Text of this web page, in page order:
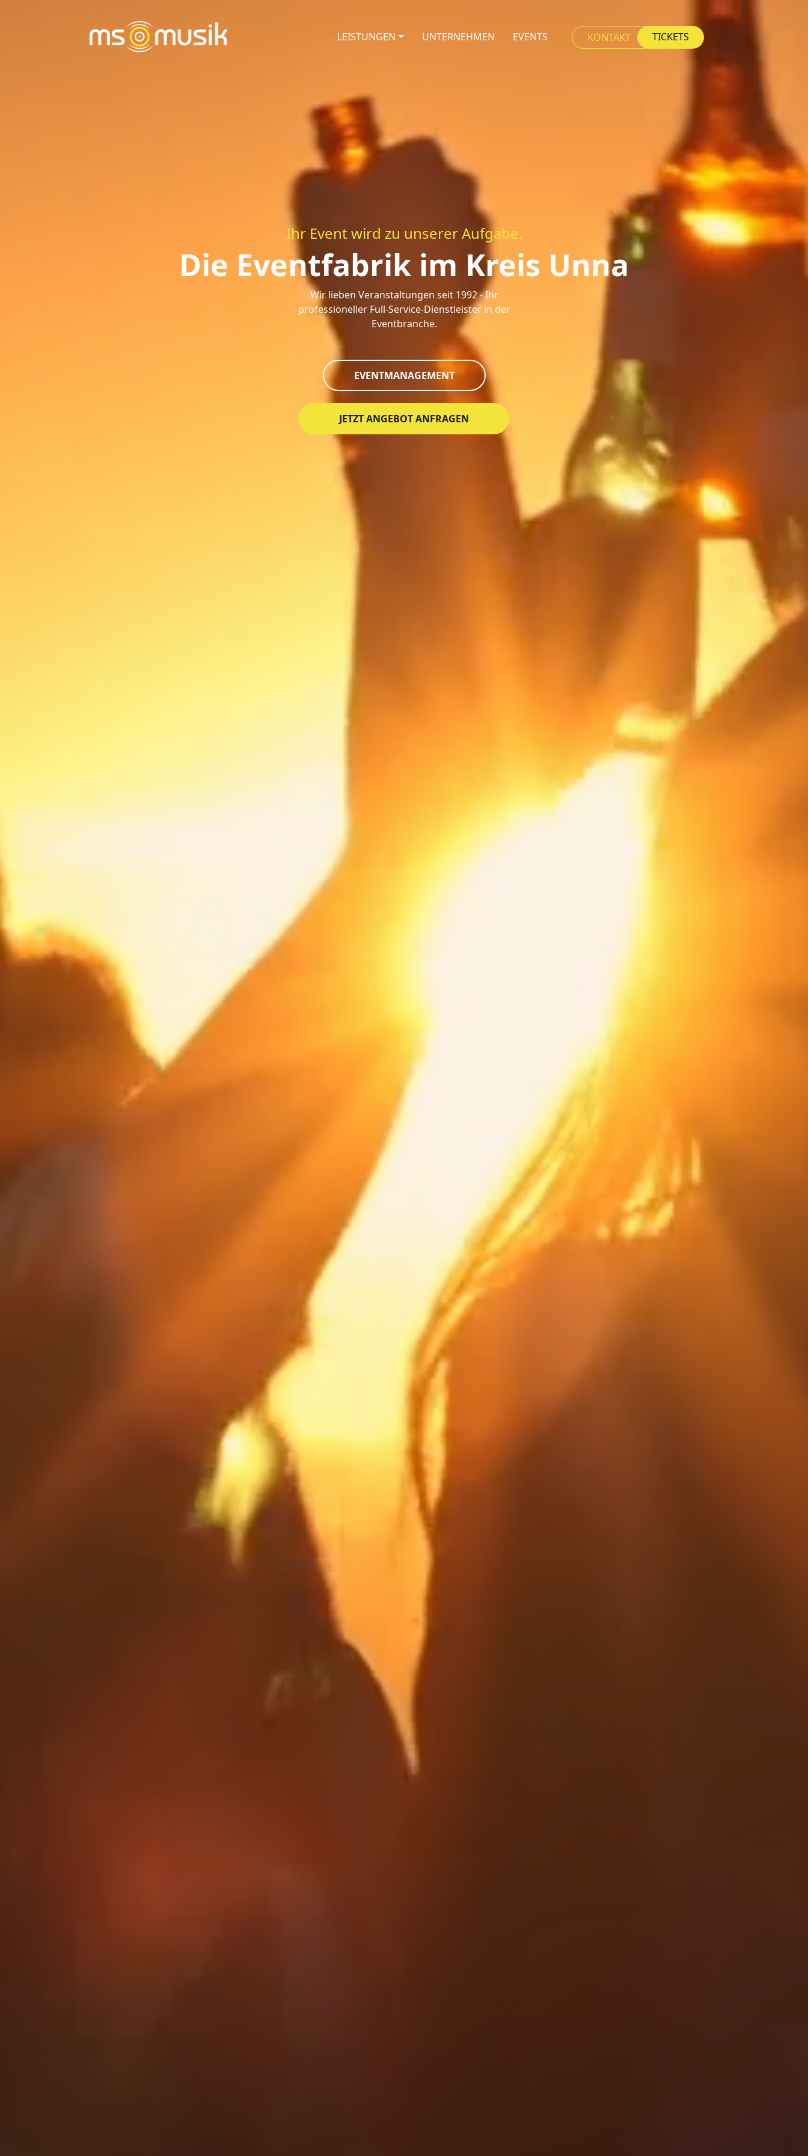
LEISTUNGEN UNTERNEHMEN EVENTS KONTAKT TICKETS
Ihr Event wird zu unserer Aufgabe.
Die Eventfabrik im Kreis Unna
Wir lieben Veranstaltungen seit 1992 - Ihr
professioneller Full-Service-Dienstleister in der
Eventbranche.
EVENTMANAGEMENT
JETZT ANGEBOT ANFRAGEN